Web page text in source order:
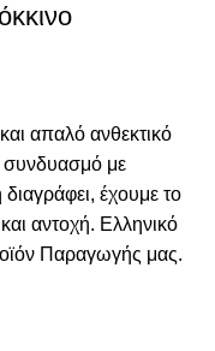
απαλό ανθεκτικό
με
έχουμε το
αντοχή. Ελληνικό
Παραγωγής μας.